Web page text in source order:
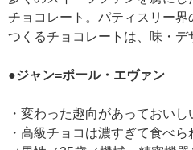
チョコレート。パティスリー
つくるチョコレートは、味・デ
●ジャン=ポール・エヴァン
・変わった趣向があっておいし
・高級チョコは濃すぎて食べ